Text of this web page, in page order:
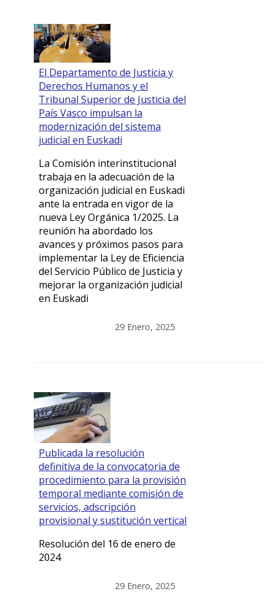
El Departamento de Justicia y
Derechos Humanos y el
Tribunal Superior de Justicia del
País Vasco impulsan la
modernización del sistema
judicial en Euskadi
La Comisión interinstitucional
trabaja en la adecuación de la
organización judicial en Euskadi
ante la entrada en vigor de la
nueva Ley Orgánica 1/2025. La
reunión ha abordado los
avances y próximos pasos para
implementar la Ley de Eficiencia
del Servicio Público de Justicia y
mejorar la organización judicial
en Euskadi
29 Enero, 2025
Publicada la resolución
definitiva de la convocatoria de
procedimiento para la provisión
temporal mediante comisión de
servicios, adscripción
provisional y sustitución vertical
Resolución del 16 de enero de
2024
29 Enero, 2025